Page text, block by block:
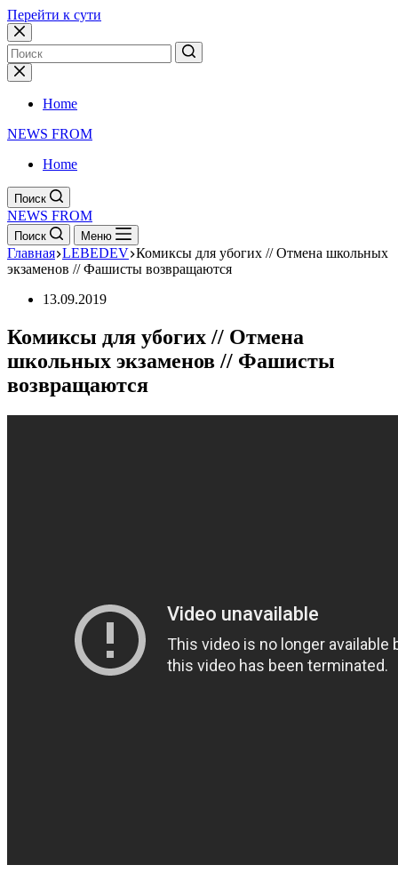
Перейти к сути
Home
NEWS FROM
Home
Поиск
NEWS FROM
Поиск Меню
Главная LEBEDEV Комиксы для убогих // Отмена школьных
экзаменов // Фашисты возвращаются
13.09.2019
Комиксы для убогих // Отмена
школьных экзаменов // Фашисты
возвращаются